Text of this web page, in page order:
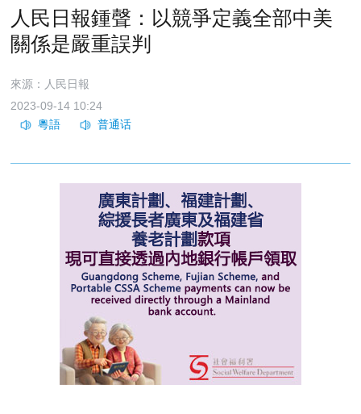
人民日報鍾聲：以競爭定義全部中美
關係是嚴重誤判
來源：人民日報
2023-09-14 10:24